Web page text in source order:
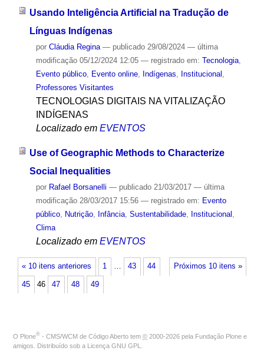
Usando Inteligência Artificial na Tradução de
Línguas Indígenas
por Cláudia Regina — publicado29/08/2024 — última
modificação05/12/2024 12:05 — registrado em: Tecnologia,
Evento público, Evento online, Indígenas Institucional
Professores Visitantes
TECNOLOGIAS DIGITAIS NA VITALIZAÇÃO
INDÍGENAS
Localizado em EVENTOS
Use of Geographic Methods to Characterize
Social Inequalities
por Rafael Borsanelli — publicado21/03/2017 — última
modificação28/03/2017 15:56 — registrado em: Evento
público, Nutrição, Infância, Sustentabilidade, Institucional ,
Clima
Localizado em EVENTOS
« 10 itens anteriores Próximos 10 itens »
1 … 43 44
45 46 47 48 49
O Plone® - CMS/WCM de Código Aberto tem © 2000-2026 pela Fundação Plone e
amigos. Distribuído sob a Licença GNU GPL